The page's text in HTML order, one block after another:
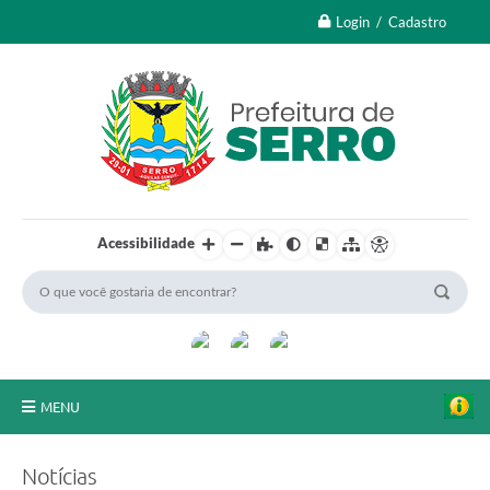
Login / Cadastro
Acessibilidade
MENU
Notícias